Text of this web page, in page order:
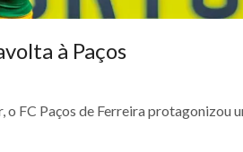
à Paços
o FC Paços de Ferreira protagonizou